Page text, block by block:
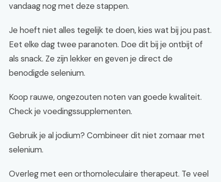
vandaag nog met deze stappen.
Je hoeft niet alles tegelijk te doen, kies wat bij jou past.
Eet elke dag twee paranoten. Doe dit bij je ontbijt of
als snack. Ze zijn lekker en geven je direct de
benodigde selenium.
Koop rauwe, ongezouten noten van goede kwaliteit.
Check je voedingssupplementen.
Gebruik je al jodium? Combineer dit niet zomaar met
selenium.
Overleg met een orthomoleculaire therapeut. Te veel